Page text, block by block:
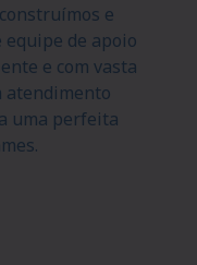
e
de apoio
e com vasta
atendimento
uma perfeita